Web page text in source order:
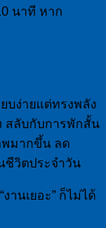
นาที หาก
ยบง่ายแต่ทรงพลัง
สลับกับการพักสั้น
พมากขึ้น ลด
ชีวิตประจำวัน
านเยอะ” ก็ไม่ได้